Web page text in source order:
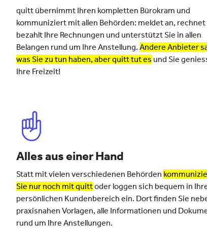
quitt übernimmt Ihren kompletten Bürokram und
kommuniziert mit allen Behörden: meldet an, rechnet
bezahlt Ihre Rechnungen und unterstützt Sie in allen
Belangen rund um Ihre Anstellung. Andere Anbieter
was Sie zu tun haben, aber quitt tut es und Sie
Ihre Freizeit!
Alles aus einer Hand
Statt mit vielen verschiedenen Behörden
Sie nur noch mit quittoder loggen sich bequem in
persönlichen Kundenbereich ein. Dort finden Sie
praxisnahen Vorlagen, alle Informationen und
rund um Ihre Anstellungen.